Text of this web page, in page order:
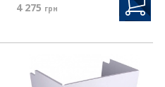
4 275 грн